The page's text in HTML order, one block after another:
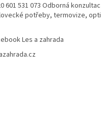
601 531 073 Odborná konzultac
potřeby, termovize, opti
Les a zahrada